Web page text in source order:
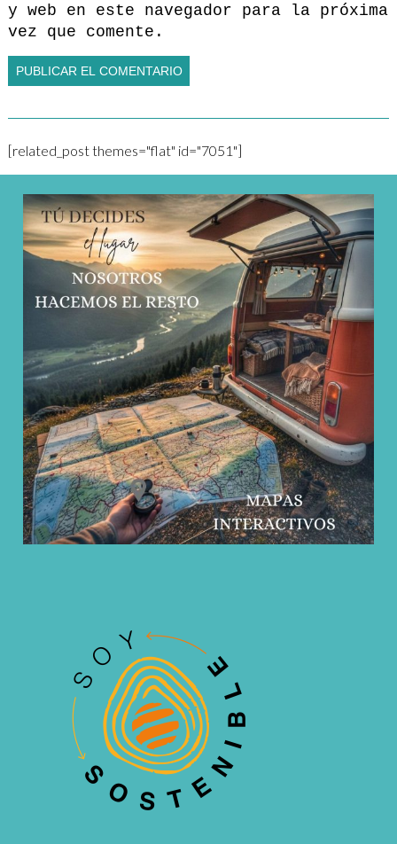
y web en este navegador para la próxima
vez que comente.
[related_post themes="flat" id="7051"]